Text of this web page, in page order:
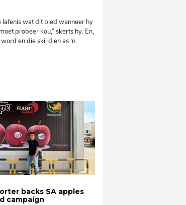
lafenis wat dit bied wanneer hy
probeer kou,” skerts hy. En,
en die skil dien as ‘n
backs SA apples
campaign